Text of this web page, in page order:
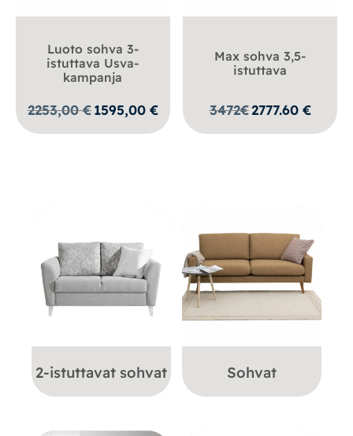
Luoto sohva 3-
istuttava Usva-
kampanja
2253,00€ Alkuperäinen
oli:
1595,00 €Nykyinen
hinta
Max sohva 3,5-
istuttava
3472€2777.60 €
2-istuttavat sohvat Sohvat